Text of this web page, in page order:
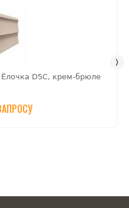
Ёлочка D5C, крем-брюле